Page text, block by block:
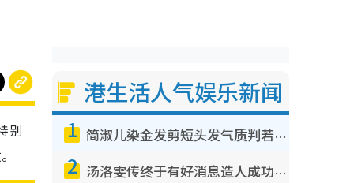
别
港生活人气娱乐新闻
1 简淑儿染金发剪短头发气质判若两人！吓坏老公麦大力都认不出：“你做什么？”
2 汤洛雯传终于有好消息造人成功！两大细节曝孕味极浓引猜测：大肚婆先会咁！